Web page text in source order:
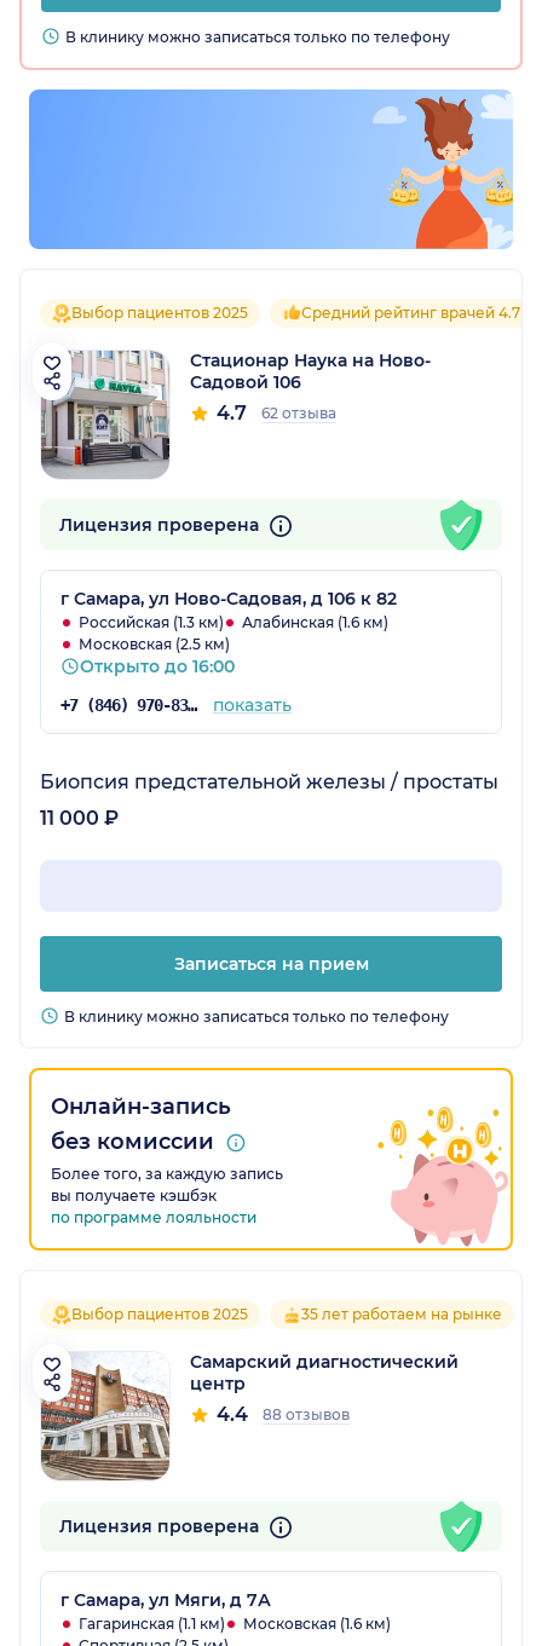
В клинику можно записаться только по телефону
Выбор пациентов 2025 Средний рейтинг врачей 4.7
Стационар Наука на Ново-
Садовой 106
4.7 62 отзыва
Лицензия проверена
г Самара, ул Ново-Садовая, д 106 к 82
Российская (1.3 км)
Алабинская (1.6 км)
Московская (2.5 км)
Открыто до 16:00
+7 (846) 970-83-21 показать
Биопсия предстательной железы / простаты
11 000 ₽
Записаться на прием
В клинику можно записаться только по телефону
Онлайн-запись
без комиссии
Более того, за каждую запись
вы получаете кэшбэк
по программе лояльности
Выбор пациентов 2025 35 лет работаем на рынке
Самарский диагностический
центр
4.4 88 отзывов
Лицензия проверена
г Самара, ул Мяги, д 7А
Гагаринская (1.1 км)
Московская (1.6 км)